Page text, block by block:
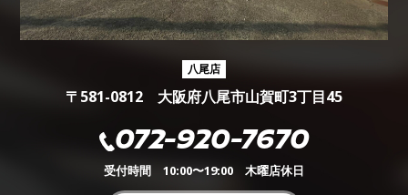
八尾店
〒581-0812 大阪府八尾市山賀町3丁目45
072-920-7670
受付時間 10:00〜19:00 木曜店休日